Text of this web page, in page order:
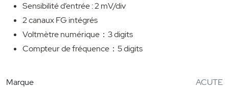
Sensibilité d’entrée : 2 mV/div
2 canaux FG intégrés
Voltmètre numérique ： 3 digits
Compteur de fréquence ： 5 digits
Marque
ACUTE